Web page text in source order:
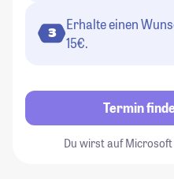
3
Erhalte einen
15€.
Termin
Du wirst auf